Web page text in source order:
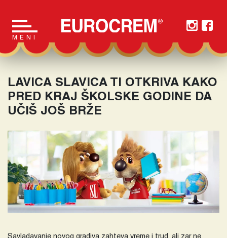
Main Navigation
MENI
LAVICA SLAVICA TI OTKRIVA KAKO
PRED KRAJ ŠKOLSKE GODINE DA
UČIŠ JOŠ BRŽE